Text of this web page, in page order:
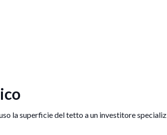
la superficie del tetto a un investitore